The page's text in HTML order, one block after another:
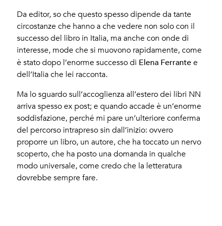
Da editor, so che questo spesso dipende da tante
circostanze che hanno a che vedere non solo con il
successo del libro in Italia, ma anche con onde di
interesse, mode che si muovono rapidamente, come
è stato dopo l’enorme successo di Elena Ferrante e
dell’Italia che lei racconta.
Ma lo sguardo sull’accoglienza all’estero dei libri NN
arriva spesso ex post; e quando accade è un’enorme
soddisfazione, perché mi pare un’ulteriore conferma
del percorso intrapreso sin dall’inizio: ovvero
proporre un libro, un autore, che ha toccato un nervo
scoperto, che ha posto una domanda in qualche
modo universale, come credo che la letteratura
dovrebbe sempre fare.